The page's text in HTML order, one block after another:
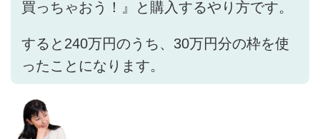
買っちゃおう！』と購入するやり方です。
すると240万円のうち、30万円分の枠を使
ったことになります。